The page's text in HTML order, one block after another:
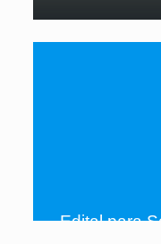
Edital para